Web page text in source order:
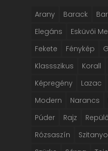
Arany Barack
Elegáns
Esküvői
Fekete
Fénykép
Klassszikus
Korall
Képregény
Lazac
Modern
Narancs
Púder
Rajz
Rózsaszín